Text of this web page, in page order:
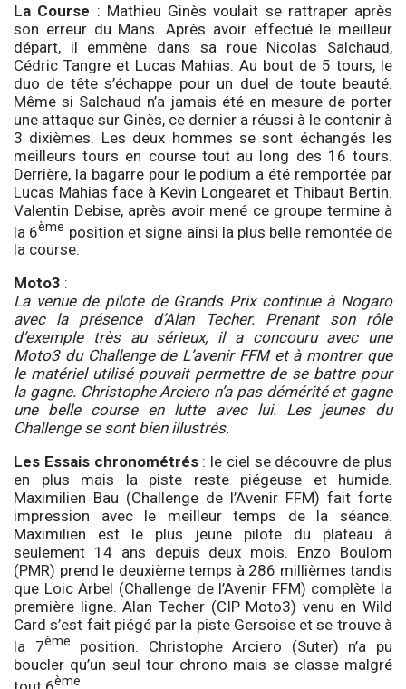
La Course : Mathieu Ginès voulait se rattraper après
son erreur du Mans. Après avoir effectué le meilleur
départ, il emmène dans sa roue Nicolas Salchaud,
Cédric Tangre et Lucas Mahias. Au bout de 5 tours, le
duo de tête s’échappe pour un duel de toute beauté.
Même si Salchaud n’a jamais été en mesure de porter
une attaque sur Ginès, ce dernier a réussi à le contenir à
3 dixièmes. Les deux hommes se sont échangés les
meilleurs tours en course tout au long des 16 tours.
Derrière, la bagarre pour le podium a été remportée par
Lucas Mahias face à Kevin Longearet et Thibaut Bertin.
Valentin Debise, après avoir mené ce groupe termine à
la 6ème position et signe ainsi la plus belle remontée de
la course.
Moto3 :
La venue de pilote de Grands Prix continue à Nogaro
avec la présence d’Alan Techer. Prenant son rôle
d’exemple très au sérieux, il a concouru avec une
Moto3 du Challenge de L’avenir FFM et à montrer que
le matériel utilisé pouvait permettre de se battre pour
la gagne. Christophe Arciero n’a pas démérité et gagne
une belle course en lutte avec lui. Les jeunes du
Challenge se sont bien illustrés.
Les Essais chronométrés: le ciel se découvre de plus
en plus mais la piste reste piégeuse et humide.
Maximilien Bau (Challenge de l’Avenir FFM) fait forte
impression avec le meilleur temps de la séance.
Maximilien est le plus jeune pilote du plateau à
seulement 14 ans depuis deux mois. Enzo Boulom
(PMR) prend le deuxième temps à 286 millièmes tandis
que Loic Arbel (Challenge de l’Avenir FFM) complète la
première ligne. Alan Techer (CIP Moto3) venu en Wild
Card s’est fait piégé par la piste Gersoise et se trouve à
la 7ème
position. Christophe Arciero (Suter) n’a pu
boucler qu’un seul tour chrono mais se classe malgré
ème